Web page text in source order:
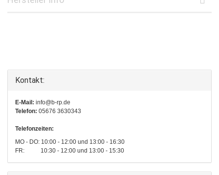
Kontakt:
E-Mail: info@b-rp.de
Telefon: 05676 3630343
Telefonzeiten:
MO - DO: 10:00 - 12:00 und 13:00 - 16:30
FR: 10:30 - 12:00 und 13:00 - 15:30